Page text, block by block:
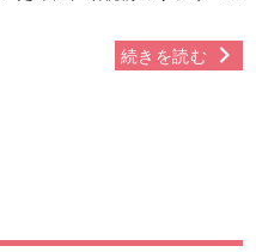
続きを読む